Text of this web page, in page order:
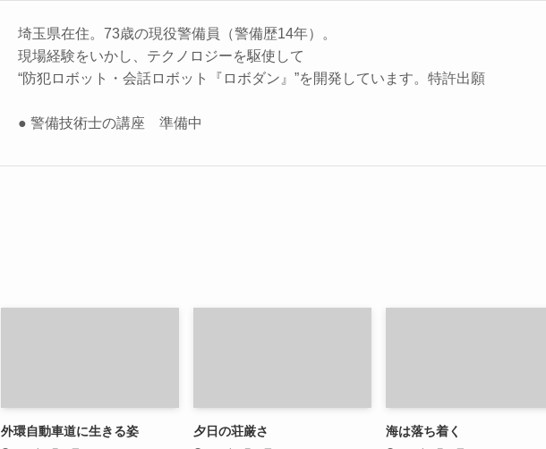
埼玉県在住。73歳の現役警備員（警備歴14年）。
現場経験をいかし、テクノロジーを駆使して
“防犯ロボット・会話ロボット『ロボダン』”を開発しています。特許出願
● 警備技術士の講座 準備中
外環自動車道に生きる姿 夕日の荘厳さ 海は落ち着く